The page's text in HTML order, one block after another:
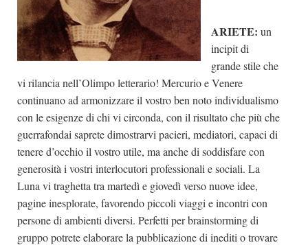
Marketing
ARIETE: un
incipit di
grande stile che
vi rilancia nell’Olimpo letterario! Mercurio e Venere
continuano ad armonizzare il vostro ben noto individualismo
con le esigenze di chi vi circonda, con il risultato che più che
guerrafondai saprete dimostrarvi pacieri, mediatori, capaci di
tenere d’occhio il vostro utile, ma anche di soddisfare con
generosità i vostri interlocutori professionali e sociali. La
Luna vi traghetta tra martedì e giovedì verso nuove idee,
pagine inesplorate, favorendo piccoli viaggi e incontri con
persone di ambienti diversi. Perfetti per brainstorming di
gruppo potrete elaborare la pubblicazione di inediti o trovare